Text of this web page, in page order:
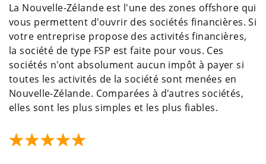
La Nouvelle-Zélande est l'une des zones offshore qui
vous permettent d'ouvrir des sociétés financières. Si
votre entreprise propose des activités financières,
la société de type FSP est faite pour vous. Ces
sociétés n'ont absolument aucun impôt à payer si
toutes les activités de la société sont menées en
Nouvelle-Zélande. Comparées à d'autres sociétés,
elles sont les plus simples et les plus fiables.